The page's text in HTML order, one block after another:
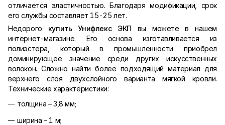
отличается эластичностью. Благодаря модификации, срок
его службы составляет 15-25 лет.
Недорого купить Унифлекс ЭКП вы можете в нашем
интернет-магазине. Его основа изготавливается из
полиэстера, который в промышленности приобрел
доминирующее значение среди других искусственных
волокон. Сложно найти более подходящий материал для
верхнего слоя двухслойного варианта мягкой кровли.
Технические характеристики:
толщина – 3,8 мм;
ширина – 1 м;